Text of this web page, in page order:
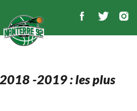
-2019 : les plus